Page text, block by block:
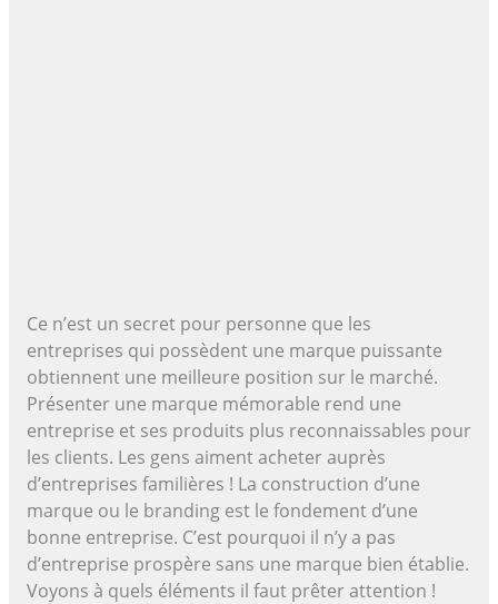
Ce n’est un secret pour personne que les
entreprises qui possèdent une marque puissante
obtiennent une meilleure position sur le marché.
Présenter une marque mémorable rend une
entreprise et ses produits plus reconnaissables pour
les clients. Les gens aiment acheter auprès
d’entreprises familières ! La construction d’une
marque ou le branding est le fondement d’une
bonne entreprise. C’est pourquoi il n’y a pas
d’entreprise prospère sans une marque bien établie.
Voyons à quels éléments il faut prêter attention !